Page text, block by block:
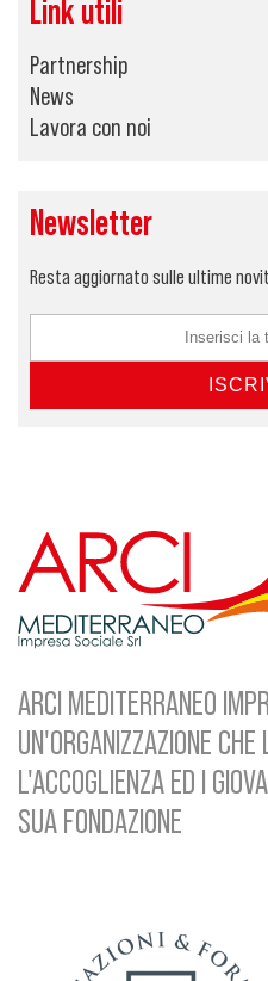
Link utili
Partnership
News
Lavora con noi
Newsletter
Resta aggiornato sulle ultime
ARCI MEDITERRANEO
UN'ORGANIZZAZIONE
L'ACCOGLIENZA ED I
SUA FONDAZIONE